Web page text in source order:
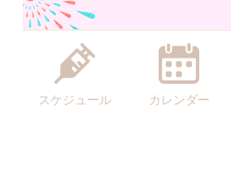
スケジュール カレンダー